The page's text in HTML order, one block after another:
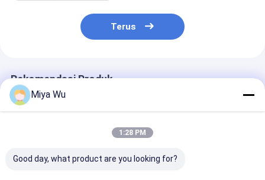
Terus
Rekomendasi Produk
Miya Wu
1:28 PM
Good day, what product are you looking for?